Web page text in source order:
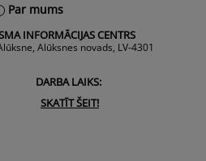
Par mums
INFORMĀCIJAS CENTRS
Alūksnes novads, LV-4301
DARBA LAIKS:
SKATĪT ŠEIT!